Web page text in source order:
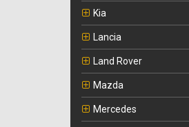
Kia
Lancia
Land Rover
Mazda
Mercedes